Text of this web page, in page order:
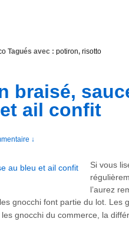
Tagués avec : potiron, risotto
braisé,
ail confit
↓
Si vous
l’aurez
gnocchi font partie du lot. Les
gnocchi du commerce, la